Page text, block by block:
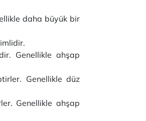
daha büyük bir
Genellikle ahşap
Genellikle düz
Genellikle ahşap